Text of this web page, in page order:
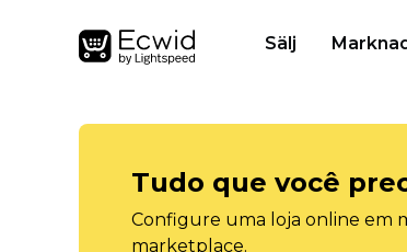
Sälj
Tudo que você
Configure uma loja online em
marketplace.